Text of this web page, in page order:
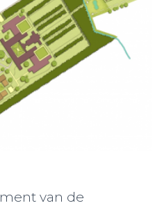
van de